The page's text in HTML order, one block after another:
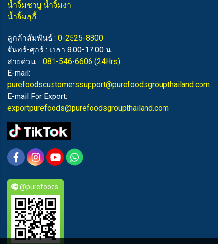
น้ำจิ้มชาบู น้ำจิ้มงา
น้ำจิ้มสุกี้
ลูกค้าสัมพันธ์ : 0-2525-8800
จันทร์-ศุกร์ : เวลา 8.00-17.00 น.
สายด่วน : 081-546-6606 (24Hrs)
E-mail:
purefoodscustomerssupport@purefoodsgroupthailand.com
E-mail For Export:
exportpurefoods@purefoodsgroupthailand.com
@purefoods